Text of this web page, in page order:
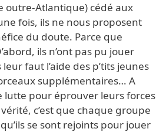
outre-Atlantique) cédé aux
fois, ils ne nous proposent
du doute. Parce que
ils n’ont pas pu jouer
faut l’aide des p’tits jeunes
supplémentaires… A
lutte pour éprouver leurs forces
c’est que chaque groupe
se sont rejoints pour jouer